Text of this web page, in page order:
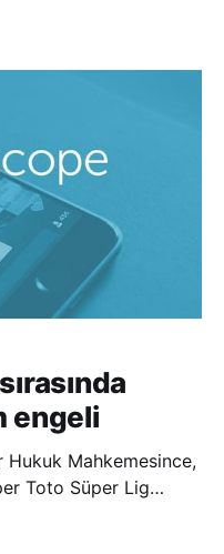
Şeyhoğlu
engeli
Hukuk Mahkemesince,
Toto Süper Lig
karar verildi.